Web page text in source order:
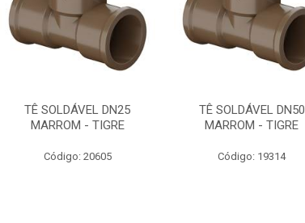
TÊ SOLDÁVEL DN25
MARROM - TIGRE
Código: 20605
TÊ SOLDÁVEL DN50
MARROM - TIGRE
Código: 19314